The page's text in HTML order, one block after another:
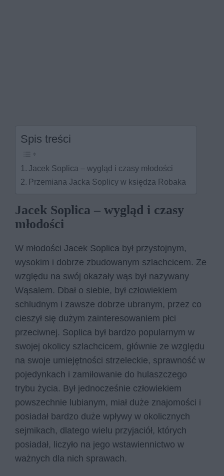
Spis treści
Jacek Soplica – wygląd i czasy młodości
Przemiana Jacka Soplicy w księdza Robaka
Jacek Soplica – wygląd i czasy
młodości
W młodości Jacek Soplica był przystojnym,
wysokim i dobrze zbudowanym szlachcicem. Ze
względu na swój okazały wąs był nazywany
Wąsalem. Dbał o siebie, był człowiekiem
schludnym i zawsze dobrze ubranym, przez co
cieszył się dużym zainteresowaniem płci
przeciwnej. Soplica był bardzo popularnym w
swojej okolicy szlachcicem, głównie ze względu
na swoje umiejętności strzeleckie, sprawność w
pojedynkach i zamiłowanie do hulaszczego
trybu życia. Był jednocześnie człowiekiem
powszechnie lubianym, miał duże znajomości i
posiadał bardzo duże wpływy w okolicznych
sejmikach, dlatego wielu przyjaciół, których
posiadał, liczyło na jego wstawiennictwo w
ważnych dla nich sprawach.